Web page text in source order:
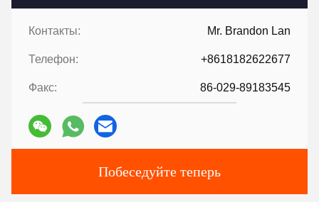
Контакты: Mr. Brandon Lan
Телефон: +8618182622677
Факс: 86-029-89183545
Побеседуйте теперь